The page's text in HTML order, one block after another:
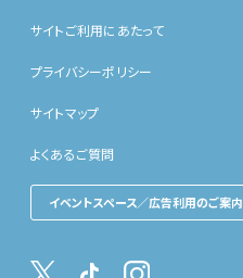
サイトご利用にあたって
プライバシーポリシー
サイトマップ
よくあるご質問
イベントスペース／広告利用のご案内